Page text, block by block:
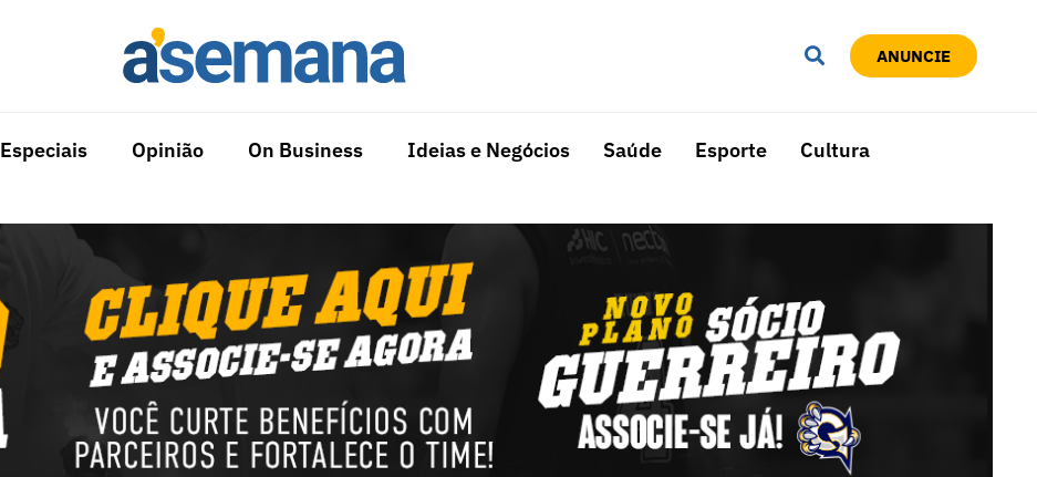
ANUNCIE
Especiais Opinião On Business Ideias e Negócios Saúde Esporte Cultura